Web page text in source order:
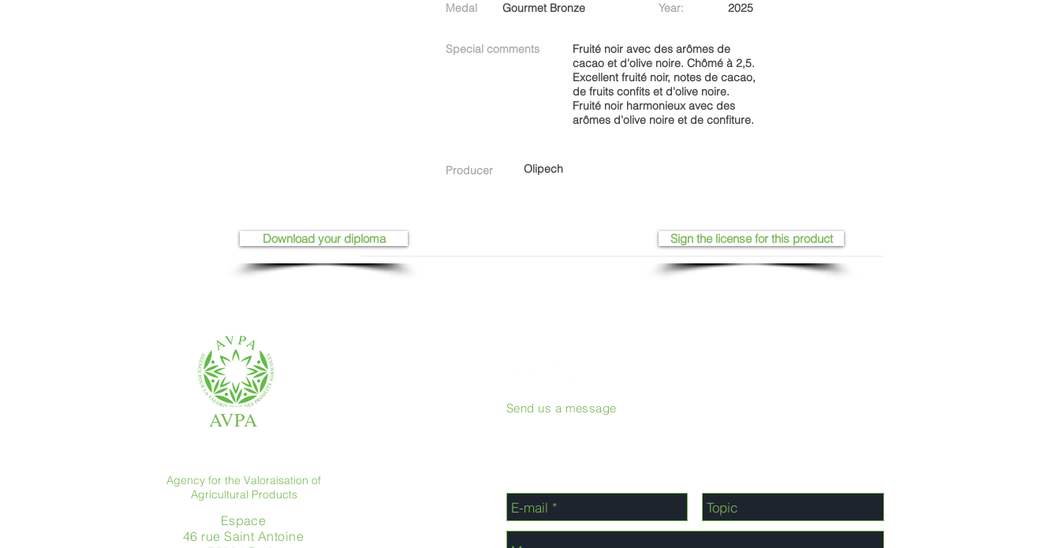
Medal Gourmet Bronze Year: 2025
Special comments
Fruité noir avec des arômes de
cacao et d'olive noire. Chômé à 2,5.
Excellent fruité noir, notes de cacao,
de fruits confits et d'olive noire.
Fruité noir harmonieux avec des
arômes d'olive noire et de confiture.
Producer Olipech
Sign the license for this product
Download your diploma
AVPA
Agency for the Valoraisation of
Agricultural Products
Espace
46 rue Saint Antoine
Send us a message